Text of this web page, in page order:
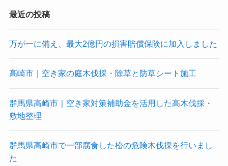
最近の投稿
万が一に備え、最大2億円の損害賠償保険に加入しました
高崎市｜空き家の庭木伐採・除草と防草シート施工
群馬県高崎市｜空き家対策補助金を活用した高木伐採・
敷地整理
群馬県高崎市で一部腐食した松の危険木伐採を行いまし
た